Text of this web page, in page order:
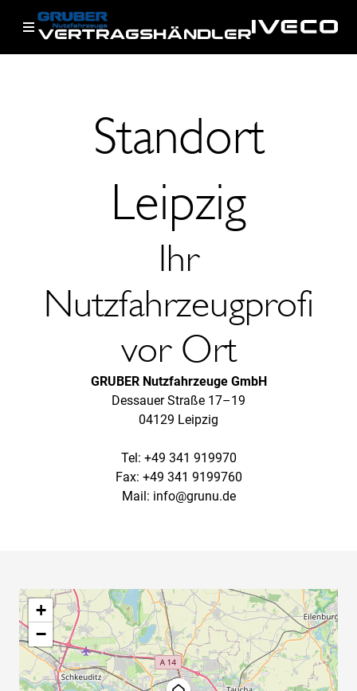
VERTRAGSHÄNDLER
Standort
Leipzig
Ihr
Nutzfahrzeugprofi
vor Ort
GRUBER Nutzfahrzeuge GmbH
Dessauer Straße 17–19
04129 Leipzig
Tel: +49 341 919970
Fax: +49 341 9199760
Mail: info@grunu.de
+
−